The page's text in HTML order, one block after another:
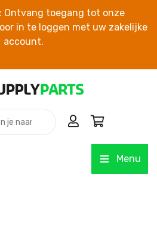
toegang tot onze
in te loggen met uw zakelijke
account.
Menu